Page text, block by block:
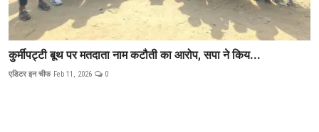
कुर्मीपट्टी बूथ पर मतदाता नाम कटौती का आरोप, सपा ने किय...
एडिटर इन चीफ Feb 11, 2026 0